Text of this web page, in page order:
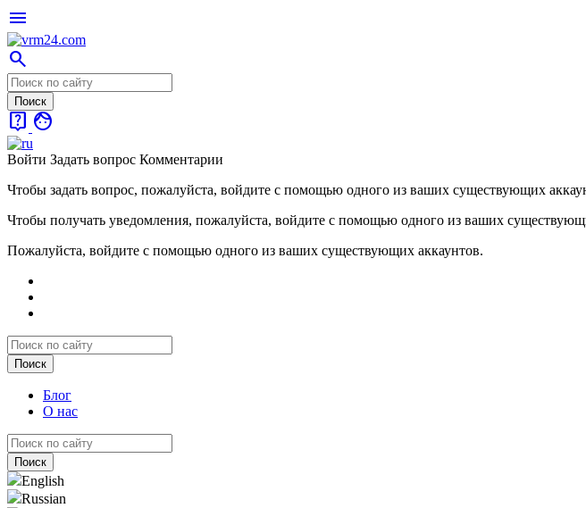
menu
search
live_help face
Войти Задать вопрос Комментарии
Чтобы задать вопрос, пожалуйста, войдите с помощью одного из ваших существующих
Чтобы получать уведомления, пожалуйста, войдите с помощью одного из ваших
Пожалуйста, войдите с помощью одного из ваших существующих аккаунтов.
Блог
О нас
English
Russian